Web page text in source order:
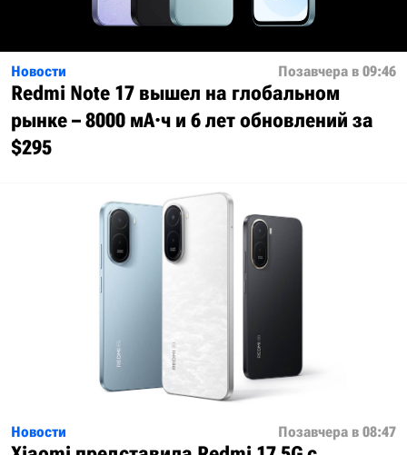
Новости Позавчера в 09:46
Redmi Note 17 вышел на глобальном
рынке – 8000 мА·ч и 6 лет обновлений за
$295
Новости Позавчера в 08:47